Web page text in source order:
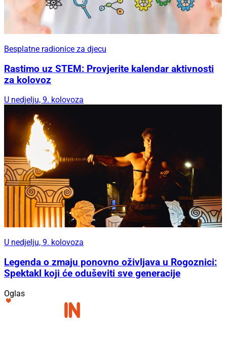
Besplatne radionice za djecu
Rastimo uz STEM: Provjerite kalendar aktivnosti
za kolovoz
U nedjelju, 9. kolovoza
U nedjelju, 9. kolovoza
Legenda o zmaju ponovno oživljava u Rogoznici:
Spektakl koji će oduševiti sve generacije
Oglas